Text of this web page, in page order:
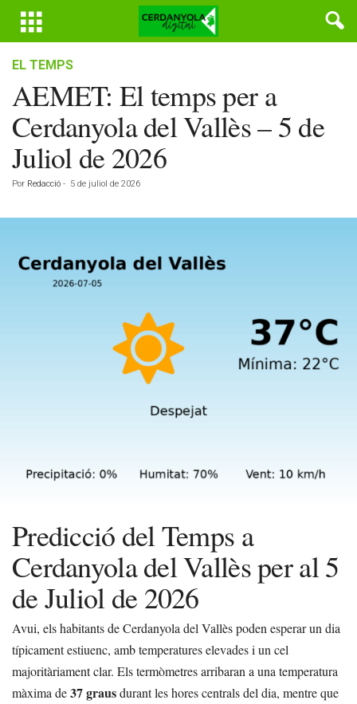
EL TEMPS
AEMET: El temps per a
Cerdanyola del Vallès – 5 de
Juliol de 2026
Por Redacció - 5 de juliol de 2026
Predicció del Temps a
Cerdanyola del Vallès per al 5
de Juliol de 2026
Avui, els habitants de Cerdanyola del Vallès poden esperar un dia
típicament estiuenc, amb temperatures elevades i un cel
majoritàriament clar. Els termòmetres arribaran a una temperatura
màxima de37 grausdurant les hores centrals del dia, mentre que